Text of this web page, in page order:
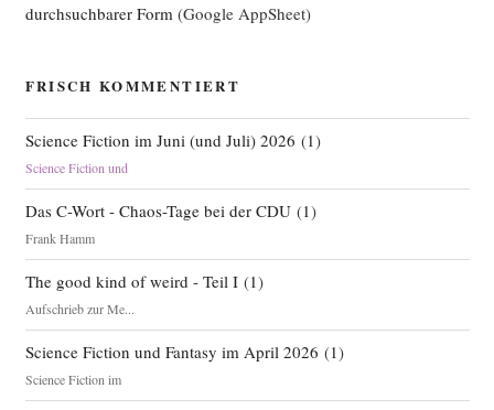
durchsuchbarer Form(Google AppSheet)
FRISCH KOMMENTIERT
Science Fiction im Juni (und Juli) 2026 (1)
Science Fiction und
Das C-Wort - Chaos-Tage bei der CDU(1)
Frank Hamm
The good kind of weird - Teil I(1)
Aufschrieb zur Me...
Science Fiction und Fantasy im April 2026 (1)
Science Fiction im